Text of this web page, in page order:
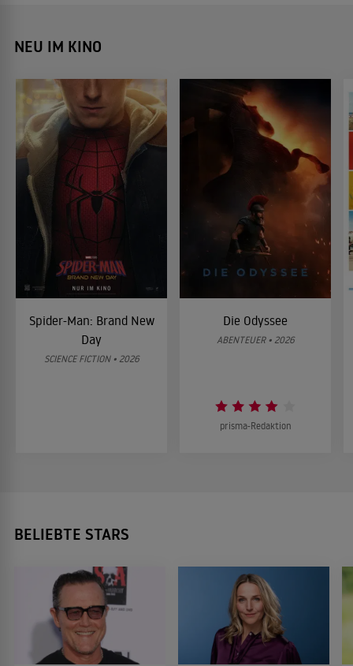
NEU IM KINO
Spider-Man: Brand New
Day
SCIENCE FICTION • 2026
Die Odyssee
ABENTEUER • 2026
prisma-Redaktion
BELIEBTE STARS